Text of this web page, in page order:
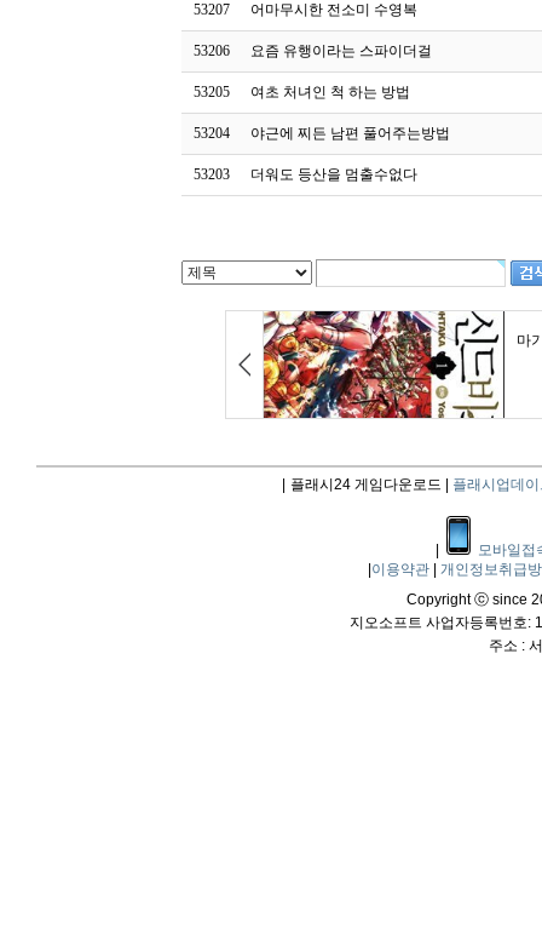
53207 어마무시한 전소미 수영복
53206 요즘 유행이라는 스파이더걸
53205 여초 처녀인 척 하는 방법
53204 야근에 찌든 남편 풀어주는방법
53203 더워도 등산을 멈출수없다
플래시24 게임다운로드 | 플래시업데이
모바일접
이용약관
개인정보취급
Copyright ⓒ since
지오소프트 사업자등록번호:
주소 :